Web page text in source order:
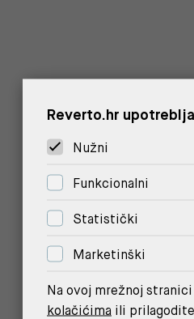
Reverto.hr
Nužni
Funkcionalni
Statistički
Marketinški
Na ovoj mrežnoj
kolačićima ili